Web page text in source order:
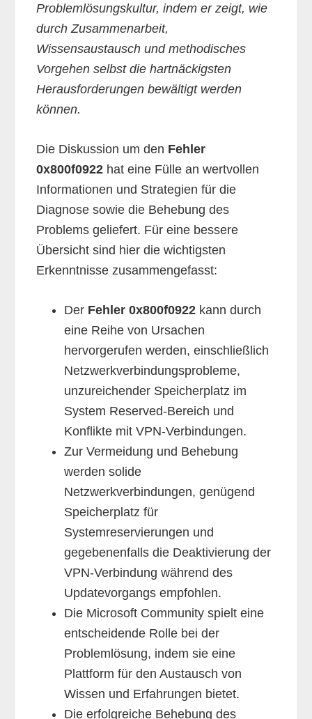
Problemlösungskultur, indem er zeigt, wie
durch Zusammenarbeit,
Wissensaustausch und methodisches
Vorgehen selbst die hartnäckigsten
Herausforderungen bewältigt werden
können.
Die Diskussion um den Fehler
0x800f0922 hat eine Fülle an wertvollen
Informationen und Strategien für die
Diagnose sowie die Behebung des
Problems geliefert. Für eine bessere
Übersicht sind hier die wichtigsten
Erkenntnisse zusammengefasst:
Der Fehler 0x800f0922 kann durch
eine Reihe von Ursachen
hervorgerufen werden, einschließlich
Netzwerkverbindungsprobleme,
unzureichender Speicherplatz im
System Reserved-Bereich und
Konflikte mit VPN-Verbindungen.
Zur Vermeidung und Behebung
werden solide
Netzwerkverbindungen, genügend
Speicherplatz für
Systemreservierungen und
gegebenenfalls die Deaktivierung der
VPN-Verbindung während des
Updatevorgangs empfohlen.
Die Microsoft Community spielt eine
entscheidende Rolle bei der
Problemlösung, indem sie eine
Plattform für den Austausch von
Wissen und Erfahrungen bietet.
Die erfolgreiche Behebung des